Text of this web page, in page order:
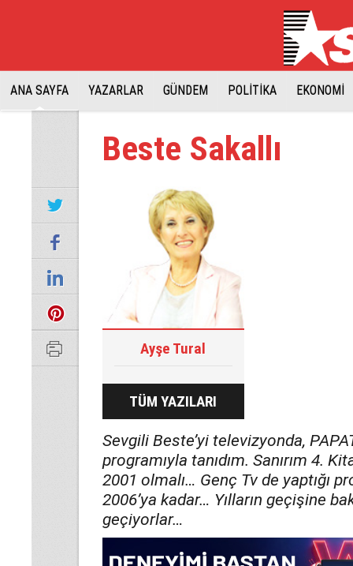
ANA SAYFA YAZARLAR GÜNDEM POLİTİKA EKONOMİ
Beste Sakallı
Ayşe Tural
TÜM YAZILARI
Sevgili Beste’yi televizyonda,
programıyla tanıdım. Sanırım 4.
2001 olmalı… Genç Tv de yaptığı
2006’ya kadar… Yılların geçişine
geçiyorlar…